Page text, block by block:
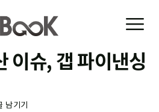
이슈, 갭 파이낸싱
남기기